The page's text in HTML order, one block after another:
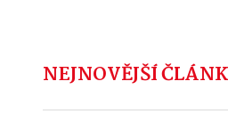
NEJNOVĚJŠÍ